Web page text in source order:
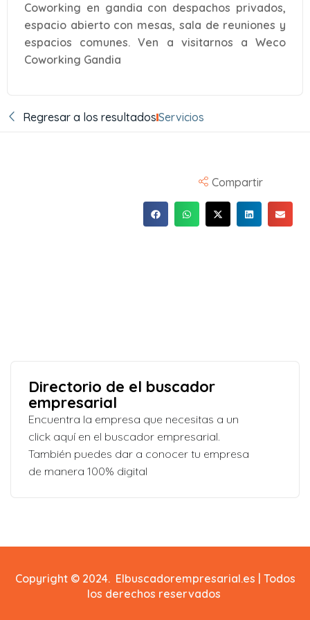
Coworking en gandia con despachos privados,
espacio abierto con mesas, sala de reuniones y
espacios comunes. Ven a visitarnos a Weco
Coworking Gandia
Regresar a los resultadosServicios
Compartir
Directorio de el buscador
empresarial
Encuentra la empresa que necesitas a un
click aquí en el buscador empresarial.
También puedes dar a conocer tu empresa
de manera 100% digital
Copyright © 2024. Elbuscadorempresarial.es | Todos
los derechos reservados